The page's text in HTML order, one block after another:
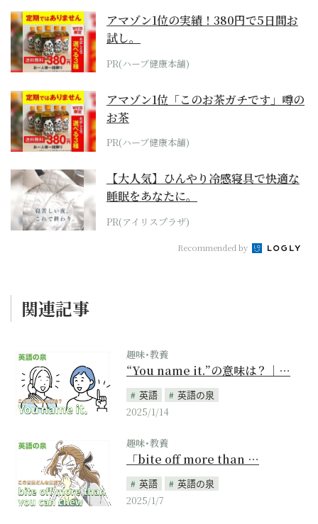
アマゾン1位の実績！380円で5日間お
試し。
PR(ハーブ健康本舗)
アマゾン1位「このお茶ガチです」噂の
お茶
PR(ハーブ健康本舗)
【大人気】ひんやり冷感寝具で快適な
睡眠をあなたに。
PR(アイリスプラザ)
Recommended by
関連記事
趣味･教養
“You name it.”の意味は？｜…
英語
英語の泉
2025/1/14
趣味･教養
「bite off more than …
英語
英語の泉
2025/1/7